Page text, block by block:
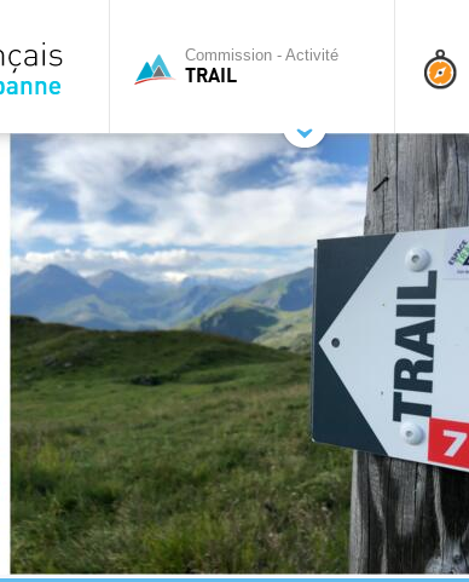
Commission - Activité
TRAIL